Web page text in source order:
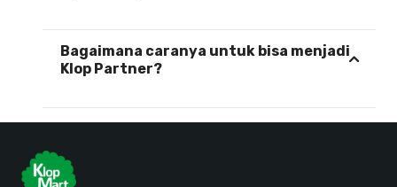
Bagaimana caranya untuk bisa menjadi
Klop Partner?